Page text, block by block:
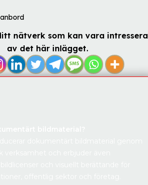
nätverk som kan vara
av det här inlägget.